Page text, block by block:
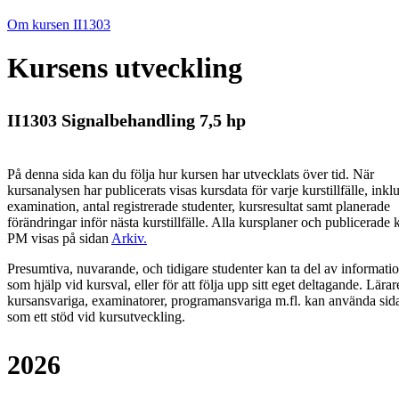
Om kursen II1303
Kursens utveckling
II1303 Signalbehandling 7,5 hp
På denna sida kan du följa hur kursen har utvecklats över tid. När
kursanalysen har publicerats visas kursdata för varje kurstillfälle,
examination, antal registrerade studenter, kursresultat samt planerade
förändringar inför nästa kurstillfälle. Alla kursplaner och publicerade
PM visas på sidan Arkiv.
Presumtiva, nuvarande, och tidigare studenter kan ta del av
som hjälp vid kursval, eller för att följa upp sitt eget deltagande.
kursansvariga, examinatorer, programansvariga m.fl. kan använda
som ett stöd vid kursutveckling.
2026